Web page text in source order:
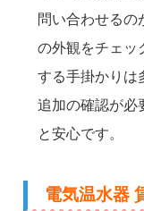
問い合わせるの
の外観をチェッ
する手掛かりは
追加の確認が必
と安心です。
電気温水器